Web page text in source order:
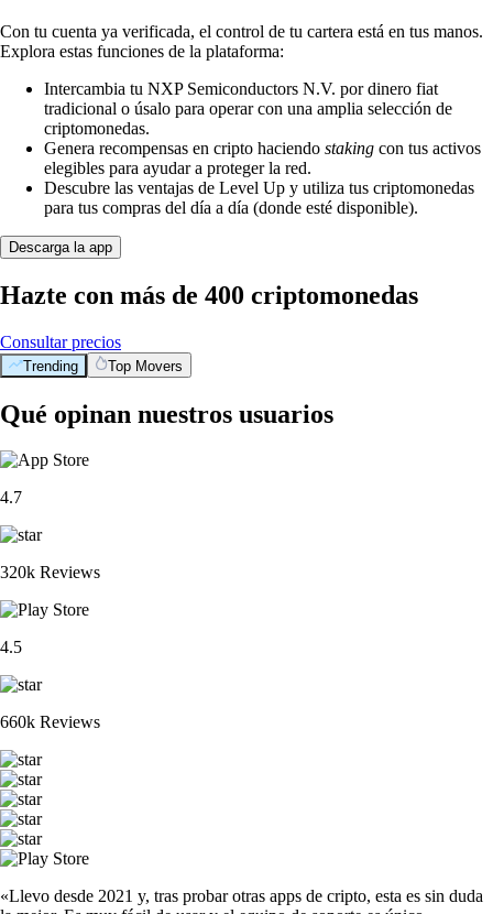
Con tu cuenta ya verificada, el control de tu cartera está en tus manos.
Explora estas funciones de la plataforma:
Intercambia tu NXP Semiconductors N.V. por dinero fiat
tradicional o úsalo para operar con una amplia selección de
criptomonedas.
Genera recompensas en cripto haciendo staking con tus activos
elegibles para ayudar a proteger la red.
Descubre las ventajas de Level Up y utiliza tus criptomonedas
para tus compras del día a día (donde esté disponible).
Descarga la app
Hazte con más de 400 criptomonedas
Consultar precios
Trending Top Movers
Qué opinan nuestros usuarios
4.7
320k Reviews
4.5
660k Reviews
«Llevo desde 2021 y, tras probar otras apps de cripto, esta es sin duda